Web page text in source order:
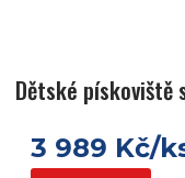
Dětské pískoviště
3 989 Kč/